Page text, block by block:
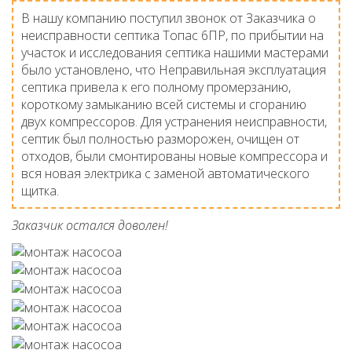
В нашу компанию поступил звонок от Заказчика о
неисправности септика Топас 6ПР, по прибытии на
участок и исследования септика нашими мастерами
было установлено, что Неправильная эксплуатация
септика привела к его полному промерзанию,
короткому замыканию всей системы и сгоранию
двух компрессоров. Для устранения неисправности,
септик был полностью разморожен, очищен от
отходов, были смонтированы новые компрессора и
вся новая электрика с заменой автоматического
щитка.
Заказчик остался доволен!